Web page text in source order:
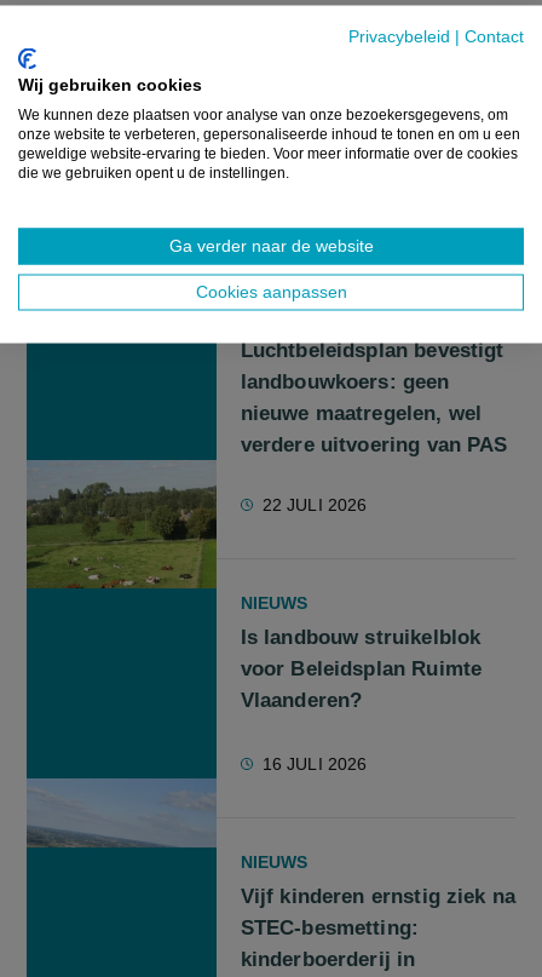
Privacybeleid | Contact
Wij gebruiken cookies
We kunnen deze plaatsen voor analyse van onze bezoekersgegevens, om
onze website te verbeteren, gepersonaliseerde inhoud te tonen en om u een
geweldige website-ervaring te bieden. Voor meer informatie over de cookies
die we gebruiken opent u de instellingen.
Ga verder naar de website
Cookies aanpassen
van STEC-besmettingen
3 AUGUSTUS 2026
Geactualiseerd
Luchtbeleidsplan bevestigt
landbouwkoers: geen
nieuwe maatregelen, wel
verdere uitvoering van PAS
22 JULI 2026
NIEUWS
Is landbouw struikelblok
voor Beleidsplan Ruimte
Vlaanderen?
16 JULI 2026
NIEUWS
Vijf kinderen ernstig ziek na
STEC-besmetting:
kinderboerderij in